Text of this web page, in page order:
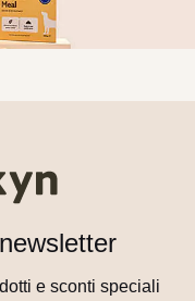
e sconti speciali